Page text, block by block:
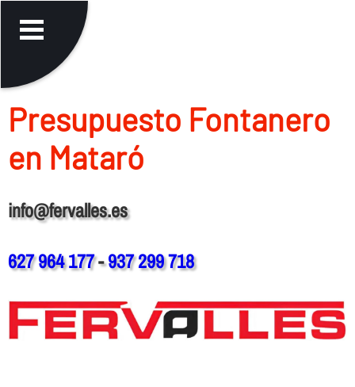
Presupuesto Fontanero
en Mataró
info@fervalles.es
627 964 177-937 299 718